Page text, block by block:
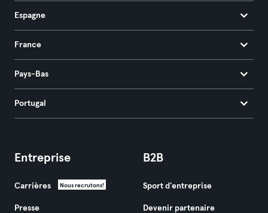
Espagne
France
Pays-Bas
Portugal
Entreprise
Carrières Nous recrutons!
Presse
B2B
Sport d'entreprise
Devenir partenaire